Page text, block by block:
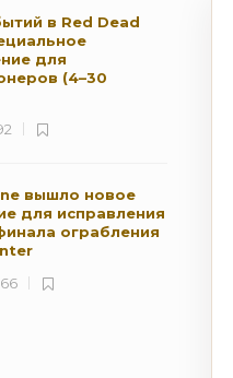
в Red Dead
для
(4–30
вышло новое
для исправления
ограбления